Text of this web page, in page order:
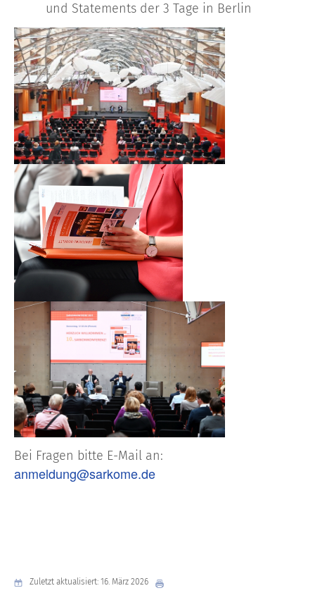
und Statements der 3 Tage in Berlin
Bei Fragen bitte E-Mail an:
anmeldung@sarkome.de
Zuletzt aktualisiert: 16. März 2026